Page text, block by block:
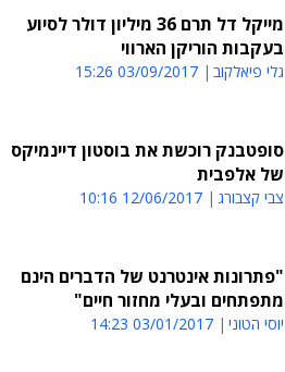
מייקל דל תרם 36 מיליון דולר לסיוע
בעקבות הוריקן הארווי
גלי פיאלקוב 03/09/2017 15:26
סופטבנק רוכשת את בוסטון דיינמיקס
של אלפבית
צבי קצבורג 12/06/2017 10:16
"פתרונות אינטרנט של הדברים הינם
מתפתחים ובעלי מחזור חיים"
יוסי הטוני 03/01/2017 14:23